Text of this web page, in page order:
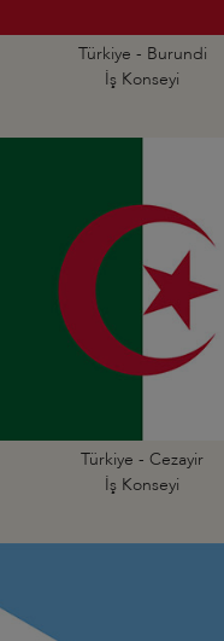
Türkiye - Burundi
İş Konseyi
Türkiye - Cezayir
İş Konseyi